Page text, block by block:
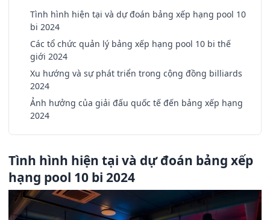
Tình hình hiện tại và dự đoán bảng xếp hạng pool 10
bi 2024
Các tổ chức quản lý bảng xếp hạng pool 10 bi thế
giới 2024
Xu hướng và sự phát triển trong cộng đồng billiards
2024
Ảnh hưởng của giải đấu quốc tế đến bảng xếp hạng
2024
Tình hình hiện tại và dự đoán bảng xếp
hạng pool 10 bi 2024